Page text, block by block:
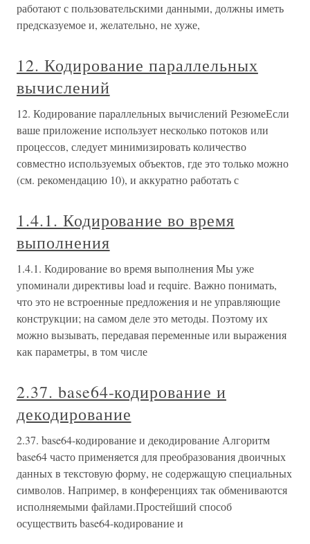
работают с пользовательскими данными, должны иметь
предсказуемое и, желательно, не хуже,
12. Кодирование параллельных
вычислений
12. Кодирование параллельных вычислений РезюмеЕсли
ваше приложение использует несколько потоков или
процессов, следует минимизировать количество
совместно используемых объектов, где это только можно
(см. рекомендацию 10), и аккуратно работать с
1.4.1. Кодирование во время
выполнения
1.4.1. Кодирование во время выполнения Мы уже
упоминали директивы load и require. Важно понимать,
что это не встроенные предложения и не управляющие
конструкции; на самом деле это методы. Поэтому их
можно вызывать, передавая переменные или выражения
как параметры, в том числе
2.37. base64-кодирование и
декодирование
2.37. base64-кодирование и декодирование Алгоритм
base64 часто применяется для преобразования двоичных
данных в текстовую форму, не содержащую специальных
символов. Например, в конференциях так обмениваются
исполняемыми файлами.Простейший способ
осуществить base64-кодирование и